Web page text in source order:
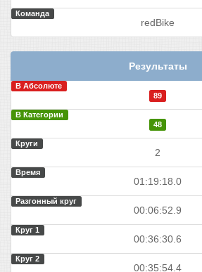
Команда
redBike
Результаты
В Абсолюте
89
В Категории
48
Круги
2
Время
01:19:18.0
Разгонный круг
00:06:52.9
Круг 1
00:36:30.6
Круг 2
00:35:54.4